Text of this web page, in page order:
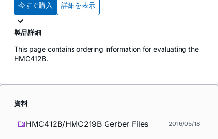
今すぐ購入 詳細を表示
製品詳細
This page contains ordering information for evaluating the
HMC412B.
資料
HMC412B/HMC219B Gerber Files 2016/05/18